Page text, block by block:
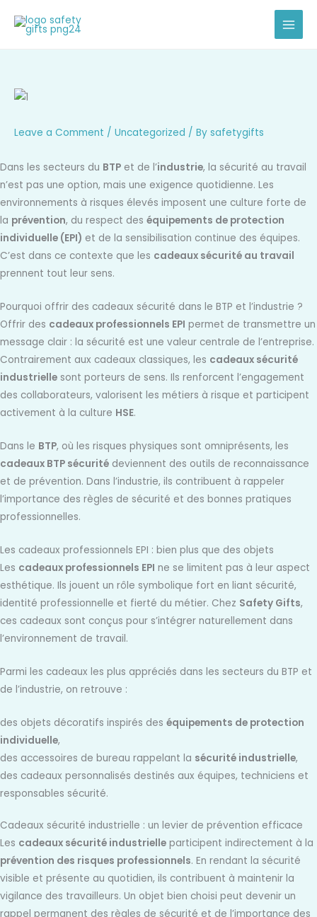
Leave a Comment / Uncategorized / By safetygifts
Dans les secteurs du BTP et de l’industrie, la sécurité au travail
n’est pas une option, mais une exigence quotidienne. Les
environnements à risques élevés imposent une culture forte de
la prévention, du respect des équipements de protection
individuelle (EPI) et de la sensibilisation continue des équipes.
C’est dans ce contexte que les cadeaux sécurité au travail
prennent tout leur sens.
Pourquoi offrir des cadeaux sécurité dans le BTP et l’industrie ?
Offrir des cadeaux professionnels EPI permet de transmettre un
message clair : la sécurité est une valeur centrale de l’entreprise.
Contrairement aux cadeaux classiques, les cadeaux sécurité
industrielle sont porteurs de sens. Ils renforcent l’engagement
des collaborateurs, valorisent les métiers à risque et participent
activement à la culture HSE.
Dans le BTP, où les risques physiques sont omniprésents, les
cadeaux BTP sécurité deviennent des outils de reconnaissance
et de prévention. Dans l’industrie, ils contribuent à rappeler
l’importance des règles de sécurité et des bonnes pratiques
professionnelles.
Les cadeaux professionnels EPI : bien plus que des objets
Les cadeaux professionnels EPI ne se limitent pas à leur aspect
esthétique. Ils jouent un rôle symbolique fort en liant sécurité,
identité professionnelle et fierté du métier. Chez Safety Gifts,
ces cadeaux sont conçus pour s’intégrer naturellement dans
l’environnement de travail.
Parmi les cadeaux les plus appréciés dans les secteurs du BTP et
de l’industrie, on retrouve :
des objets décoratifs inspirés des équipements de protection
individuelle,
des accessoires de bureau rappelant la sécurité industrielle,
des cadeaux personnalisés destinés aux équipes, techniciens et
responsables sécurité.
Cadeaux sécurité industrielle : un levier de prévention efficace
Les cadeaux sécurité industrielle participent indirectement à la
prévention des risques professionnels. En rendant la sécurité
visible et présente au quotidien, ils contribuent à maintenir la
vigilance des travailleurs. Un objet bien choisi peut devenir un
rappel permanent des règles de sécurité et de l’importance des